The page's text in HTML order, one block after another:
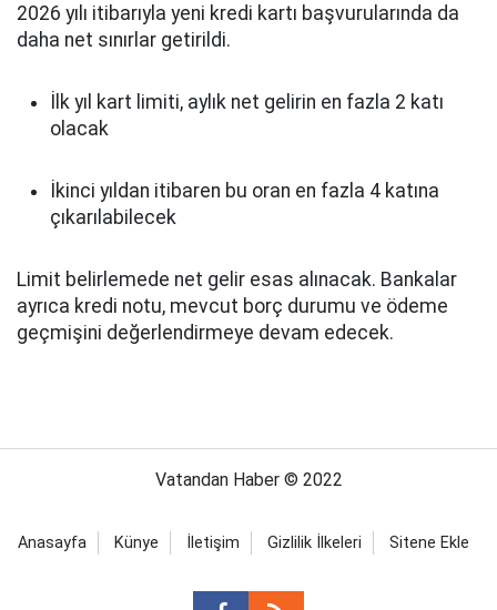
2026 yılı itibarıyla yeni kredi kartı başvurularında da
daha net sınırlar getirildi.
İlk yıl kart limiti, aylık net gelirin en fazla 2 katı
olacak
İkinci yıldan itibaren bu oran en fazla 4 katına
çıkarılabilecek
Limit belirlemede net gelir esas alınacak. Bankalar
ayrıca kredi notu, mevcut borç durumu ve ödeme
geçmişini değerlendirmeye devam edecek.
Vatandan Haber © 2022
Anasayfa Künye İletişim Gizlilik İlkeleri Sitene Ekle